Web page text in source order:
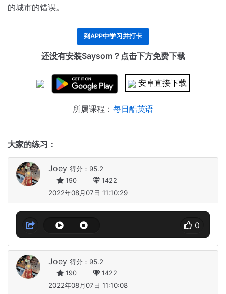
的城市的错误。
到APP中学习并打卡
还没有安装Saysom？点击下方免费下载
安卓直接下载
所属课程： 每日酷英语
大家的练习：
Joey 得分：95.2
190 1422
2022年08月07日 11:10:29
0
Joey 得分：95.2
190 1422
2022年08月07日 11:10:08